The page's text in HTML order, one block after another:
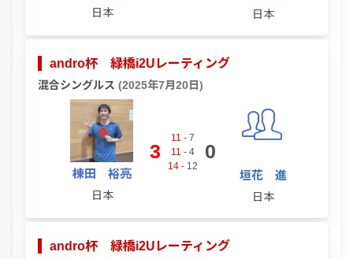
日本 日本
andro杯 緑橋i2Uレーティング
混合シングルス (2025年7月20日)
棟田 裕亮
日本
3
11 - 7
11 - 4
14- 12
0
垣花 進
日本
andro杯 緑橋i2Uレーティング